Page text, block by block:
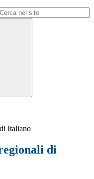
Italiano
di